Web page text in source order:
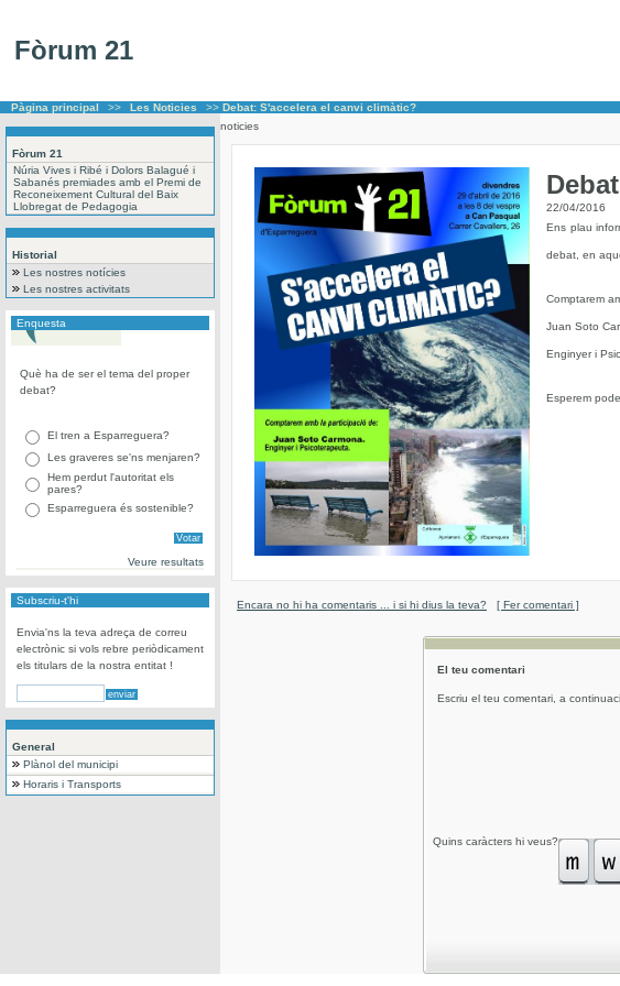
Fòrum 21
Pàgina principal >> Les Noticies >> Debat: S'accelera el canvi climàtic?
Fòrum 21
Núria Vives i Ribé i Dolors Balagué i
Sabanés premiades amb el Premi de
Reconeixement Cultural del Baix
Llobregat de Pedagogia
Historial
Les nostres notícies
Les nostres activitats
Enquesta
Què ha de ser el tema del proper
debat?
El tren a Esparreguera?
Les graveres se'ns menjaren?
Hem perdut l'autoritat els
pares?
Esparreguera és sostenible?
Veure resultats
Subscriu-t'hi
Envia'ns la teva adreça de correu
electrònic si vols rebre periòdicament
els titulars de la nostra entitat !
General
Plànol del municipi
Horaris i Transports
noticies
22/04/2016
Ens plau
debat, en
Comptarem
Juan Soto
Enginyer i
Esperem
Encara no hi ha comentaris ... i si hi dius la teva? [ Fer comentari ]
El teu comentari
Escriu el teu comentari, a
Quins caràcters hi veus?